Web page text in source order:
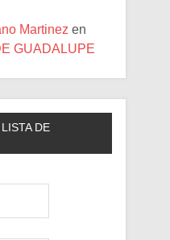
Martinez en
GUADALUPE
DE